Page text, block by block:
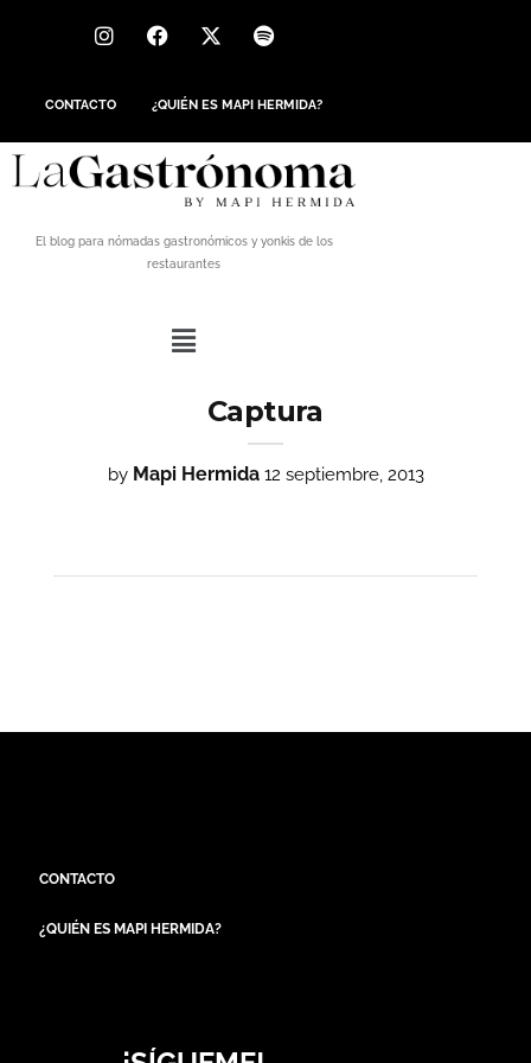
CONTACTO ¿QUIÉN ES MAPI HERMIDA?
El blog para nómadas gastronómicos y yonkis de los
restaurantes
Captura
by Mapi Hermida 12 septiembre, 2013
CONTACTO
¿QUIÉN ES MAPI HERMIDA?